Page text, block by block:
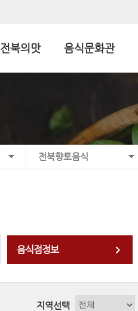
전북의맛 음식문화관
전북향토음식
음식점정보
지역선택